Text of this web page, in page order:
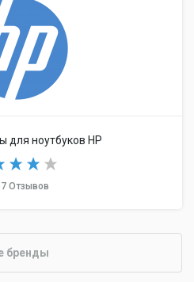
для ноутбуков HP
Отзывов
бренды